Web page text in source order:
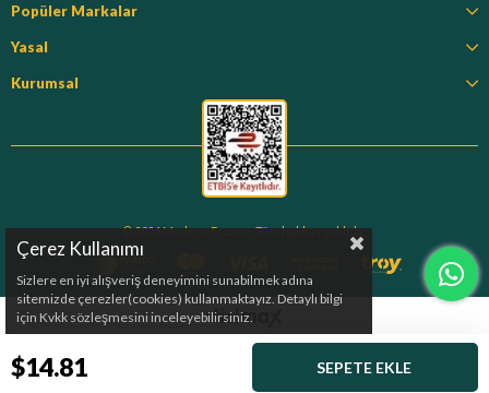
Popüler Markalar
Yasal
Kurumsal
© 2024 Modern Eczane. Tüm hakları saklıdır.
Çerez Kullanımı
Sizlere en iyi alışveriş deneyimini sunabilmek adına
sitemizde çerezler(cookies) kullanmaktayız. Detaylı bilgi
için Kvkk sözleşmesini inceleyebilirsiniz.
$14.81